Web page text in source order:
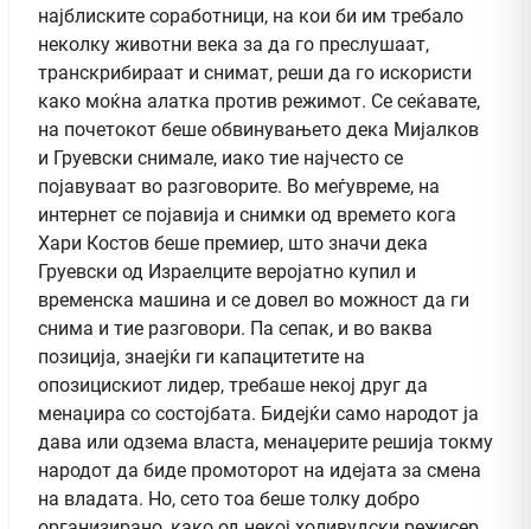
најблиските соработници, на кои би им требало
неколку животни века за да го преслушаат,
транскрибираат и снимат, реши да го искористи
како моќна алатка против режимот. Се сеќавате,
на почетокот беше обвинувањето дека Мијалков
и Груевски снимале, иако тие најчесто се
појавуваат во разговорите. Во меѓувреме, на
интернет се појавија и снимки од времето кога
Хари Костов беше премиер, што значи дека
Груевски од Израелците веројатно купил и
временска машина и се довел во можност да ги
снима и тие разговори. Па сепак, и во ваква
позиција, знаејќи ги капацитетите на
опозицискиот лидер, требаше некој друг да
менаџира со состојбата. Бидејќи само народот ја
дава или одзема власта, менаџерите решија токму
народот да биде промоторот на идејата за смена
на владата. Но, сето тоа беше толку добро